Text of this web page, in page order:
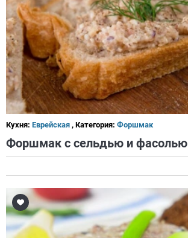
Кухня: Еврейская , Категория: Форшмак
Форшмак с сельдью и фасолью